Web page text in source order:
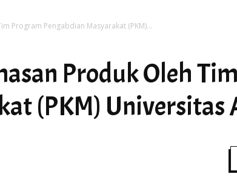
Time
Program Pengabdian Masyarakat (PKM)...
Produk Oleh
(PKM) Universitas